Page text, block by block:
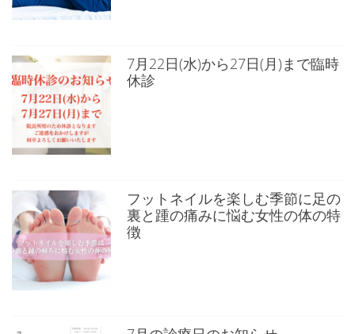
7月22日(水)から27日(月)まで臨時
休診
フットネイルを楽しむ季節に足の
裏と踵の痛みに悩む女性の体の特
徴